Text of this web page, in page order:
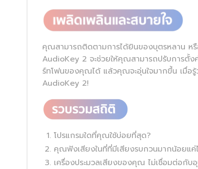
คุณสามารถติดตามการได้ยินของบุตรหลาน
AudioKey 2 จะช่วยให้คุณสามารถปรับการตั้ง
ร์ทโฟนของคุณได้ แล้วคุณจะอุ่นใจมากขึ้น เมื่อ
AudioKey 2!
โปรแกรมใดที่คุณใช้บ่อยที่สุด?
คุณฟังเสียงในที่ที่มีเสียงรบกวนมากน้อยแค่
เครื่องประมวลเสียงของคุณ ไม่เชื่อมต่อกั